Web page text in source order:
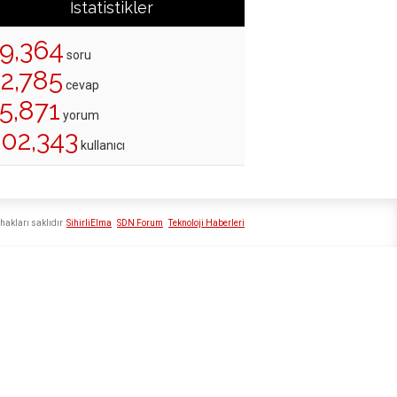
İstatistikler
soru
cevap
yorum
kullanıcı
SihirliElma SDN Forum Teknoloji Haberleri
saklıdır